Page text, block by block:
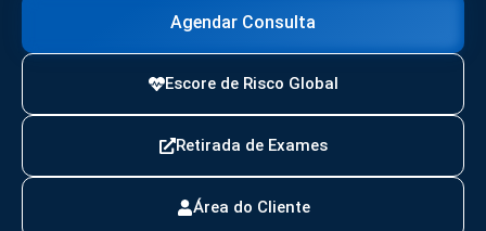
Agendar Consulta
Escore de Risco Global
Retirada de Exames
Área do Cliente